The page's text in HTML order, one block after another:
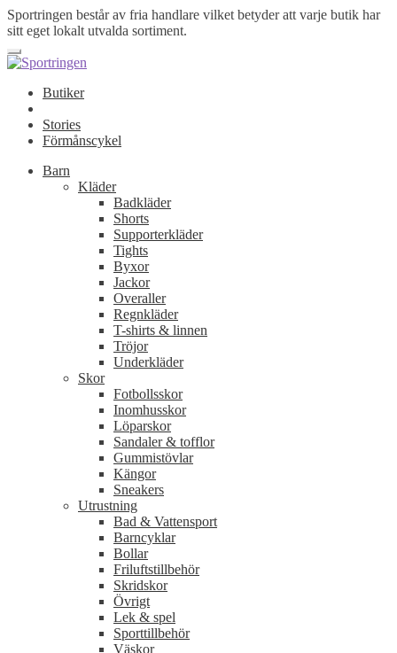
Sportringen består av fria handlare vilket betyder att varje butik har
sitt eget lokalt utvalda sortiment.
Butiker
Stories
Förmånscykel
Barn
Kläder
Badkläder
Shorts
Supporterkläder
Tights
Byxor
Jackor
Overaller
Regnkläder
T-shirts & linnen
Tröjor
Underkläder
Skor
Fotbollsskor
Inomhusskor
Löparskor
Sandaler & tofflor
Gummistövlar
Kängor
Sneakers
Utrustning
Bad & Vattensport
Barncyklar
Bollar
Friluftstillbehör
Skridskor
Övrigt
Lek & spel
Sporttillbehör
Väskor